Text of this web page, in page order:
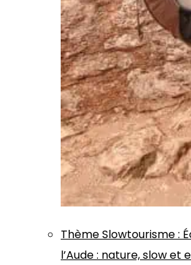
ThèmeSlowtourisme:
l’Aude : nature, slow et